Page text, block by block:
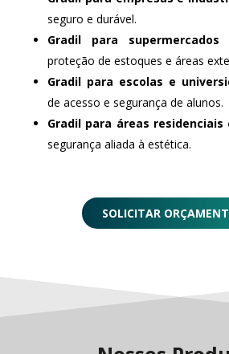
seguro e durável.
Gradil para supermercados
proteção de estoques e áreas
Gradil para escolas e
de acesso e segurança de alunos.
Gradil para áreas residenciais
segurança aliada à estética.
SOLICITAR